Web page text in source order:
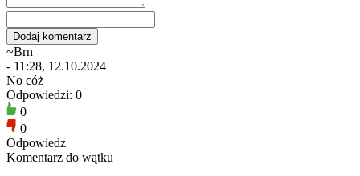
~Brn
- 11:28, 12.10.2024
No cóż
Odpowiedzi: 0
0
0
Odpowiedz
Komentarz do wątku